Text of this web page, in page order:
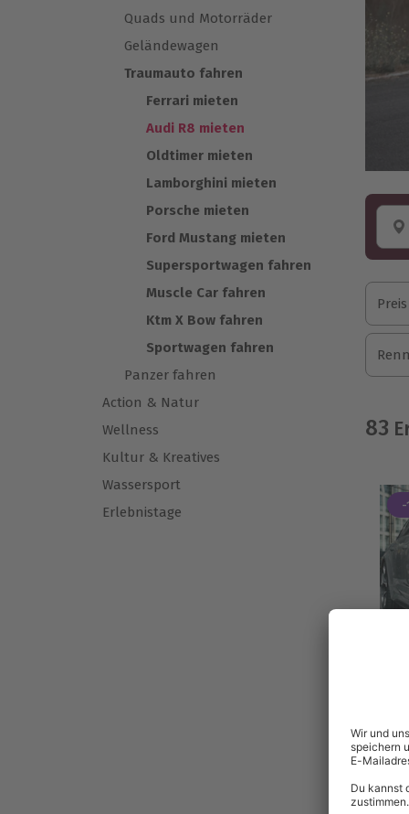
Quads und Motorräder
Geländewagen
Traumauto fahren
Ferrari mieten
Audi R8 mieten
Oldtimer mieten
Lamborghini mieten
Porsche mieten
Ford Mustang mieten
Supersportwagen fahren
Muscle Car fahren
Ktm X Bow fahren
Sportwagen fahren
Panzer fahren
Action & Natur
Wellness
Kultur & Kreatives
Wassersport
Erlebnistage
Preis
83
-